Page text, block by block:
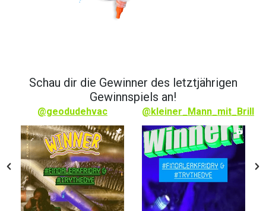
Schau dir die Gewinner des letztjährigen
Gewinnspiels an!
@geodudehvac @kleiner_Mann_mit_Brille